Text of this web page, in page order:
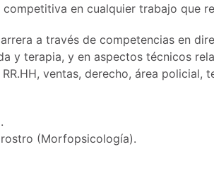
en cualquier trabajo que
a través de competencias en
y terapia, y en aspectos técnicos
ventas, derecho, área policial,
(Morfopsicología).